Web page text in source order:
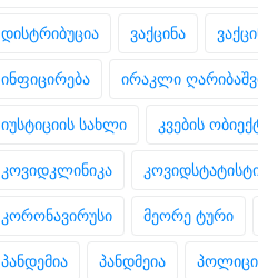
დისტრიბუცია ვაქცინა
ინფიცირება ირაკლი
იუსტიციის სახლი კვების
კოვიდკლინიკა
კორონავირუსი მეორე ტური
პანდემია პანდმეია